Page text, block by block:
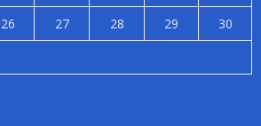
26 27 28 29
30